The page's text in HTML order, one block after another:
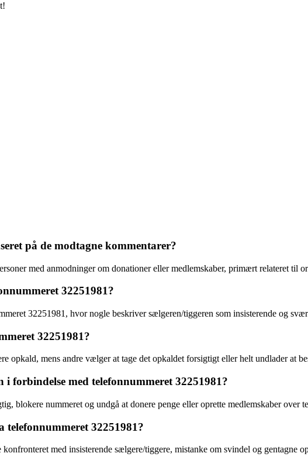
på de modtagne kommentarer?
med anmodninger om donationer eller medlemskaber, primært relateret til
32251981?
32251981, hvor nogle beskriver sælgeren/tiggeren som insisterende og
32251981?
opkald, mens andre vælger at tage det opkaldet forsigtigt eller helt undlader at
forbindelse med telefonnummeret 32251981?
blokere nummeret og undgå at donere penge eller oprette medlemskaber over
32251981?
med insisterende sælgere/tiggere, mistanke om svindel og gentagne